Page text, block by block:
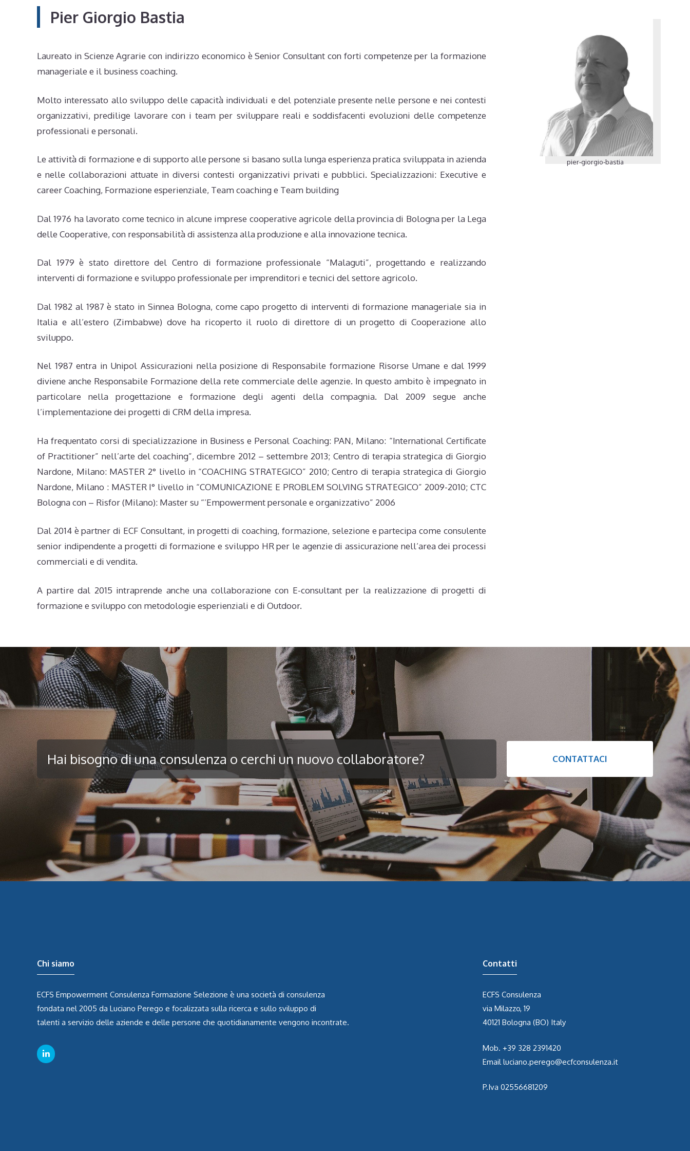
Pier Giorgio Bastia
Laureato in Scienze Agrarie con indirizzo economico è Senior Consultant con forti competenze per la formazione
manageriale e il business coaching.
Molto interessato allo sviluppo delle capacità individuali e del potenziale presente nelle persone e nei contesti
organizzativi, predilige lavorare con i team per sviluppare reali e soddisfacenti evoluzioni delle competenze
professionali e personali.
Le attività di formazione e di supporto alle persone si basano sulla lunga esperienza pratica sviluppata in azienda
e nelle collaborazioni attuate in diversi contesti organizzativi privati e pubblici. Specializzazioni: Executive e
career Coaching, Formazione esperienziale, Team coaching e Team building
Dal 1976 ha lavorato come tecnico in alcune imprese cooperative agricole della provincia di Bologna per la Lega
delle Cooperative, con responsabilità di assistenza alla produzione e alla innovazione tecnica.
Dal 1979 è stato direttore del Centro di formazione professionale “Malaguti”, progettando e realizzando
interventi di formazione e sviluppo professionale per imprenditori e tecnici del settore agricolo.
Dal 1982 al 1987 è stato in Sinnea Bologna, come capo progetto di interventi di formazione manageriale sia in
Italia e all’estero (Zimbabwe) dove ha ricoperto il ruolo di direttore di un progetto di Cooperazione allo
sviluppo.
Nel 1987 entra in Unipol Assicurazioni nella posizione di Responsabile formazione Risorse Umane e dal 1999
diviene anche Responsabile Formazione della rete commerciale delle agenzie. In questo ambito è impegnato in
particolare nella progettazione e formazione degli agenti della compagnia. Dal 2009 segue anche
l’implementazione dei progetti di CRM della impresa.
Ha frequentato corsi di specializzazione in Business e Personal Coaching: PAN, Milano: “International Certificate
of Practitioner” nell’arte del coaching”, dicembre 2012 – settembre 2013; Centro di terapia strategica di Giorgio
Nardone, Milano: MASTER 2° livello in “COACHING STRATEGICO” 2010; Centro di terapia strategica di Giorgio
Nardone, Milano : MASTER I° livello in “COMUNICAZIONE E PROBLEM SOLVING STRATEGICO” 2009-2010; CTC
Bologna con – Risfor (Milano): Master su “’Empowerment personale e organizzativo” 2006
Dal 2014 è partner di ECF Consultant, in progetti di coaching, formazione, selezione e partecipa come consulente
senior indipendente a progetti di formazione e sviluppo HR per le agenzie di assicurazione nell’area dei processi
commerciali e di vendita.
A partire dal 2015 intraprende anche una collaborazione con E-consultant per la realizzazione di progetti di
formazione e sviluppo con metodologie esperienziali e di Outdoor.
pier-giorgio-bastia
Hai bisogno di una consulenza o cerchi un nuovo collaboratore? CONTATTACI
Chi siamo
ECFS Empowerment Consulenza Formazione Selezione è una società di consulenza
fondata nel 2005 da Luciano Perego e focalizzata sulla ricerca e sullo sviluppo di
talenti a servizio delle aziende e delle persone che quotidianamente vengono incontrate.
Contatti
ECFS Consulenza
via Milazzo, 19
40121 Bologna (BO) Italy
Mob. +39 328 2391420
Email luciano.perego@ecfconsulenza.it
P.Iva 02556681209